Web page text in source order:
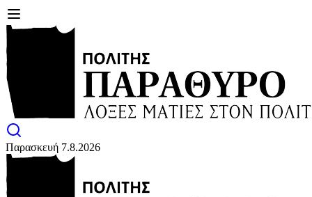
Παρασκευή 7.8.2026